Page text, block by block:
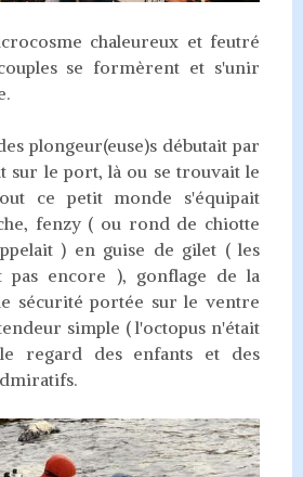
chaleureux et feutré
se formèrent et s'unir
plongeur(euse)s débutait par
sur le port, là ou se trouvait le
ce petit monde s'équipait
fenzy ( ou rond de chiotte
) en guise de gilet ( les
pas encore ), gonflage de la
sécurité portée sur le ventre
simple ( l'octopus n'était
regard des enfants et des